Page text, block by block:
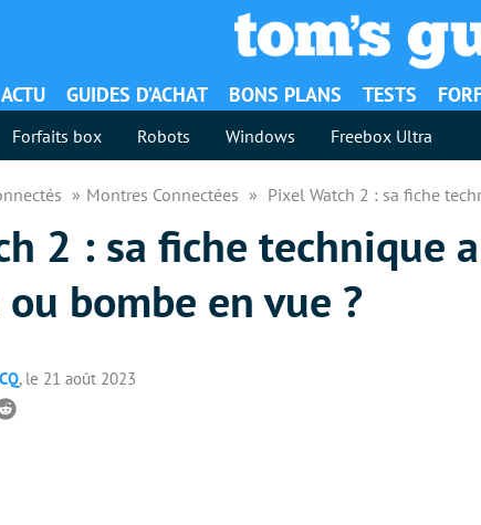
ACTU GUIDES D’ACHAT BONS PLANS TESTS
Forfaits box Robots Windows Freebox Ultra
Montres Connectées Pixel Watch 2 : sa fiche
2 : sa fiche technique
bombe en vue ?
, le 21 août 2023
Reddit